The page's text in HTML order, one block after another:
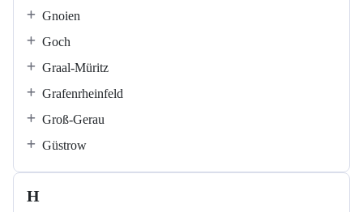
Gnoien
Goch
Graal-Müritz
Grafenrheinfeld
Groß-Gerau
Güstrow
H